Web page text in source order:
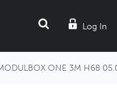
Log In
SEARCH
ONE 3M H68